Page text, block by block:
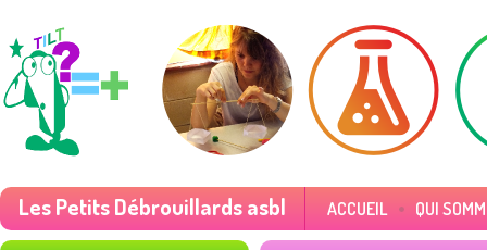
Les Petits Débrouillards asbl ACCUEIL QUI